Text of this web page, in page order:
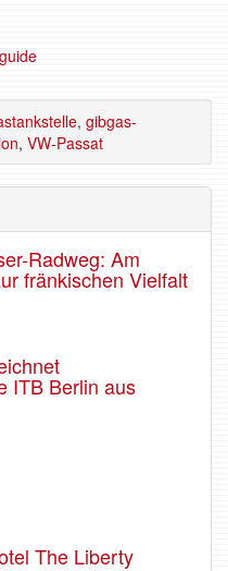
, gibgas-
, VW-Passat
Radweg: Am
fränkischen Vielfalt
ITB Berlin aus
The Liberty